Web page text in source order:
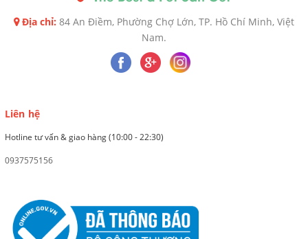
Địa chỉ: 84 An Điềm, Phường Chợ Lớn, TP. Hồ Chí Minh, Việt
Nam.
Liên hệ
Hotline tư vấn & giao hàng (10:00 - 22:30)
0937575156